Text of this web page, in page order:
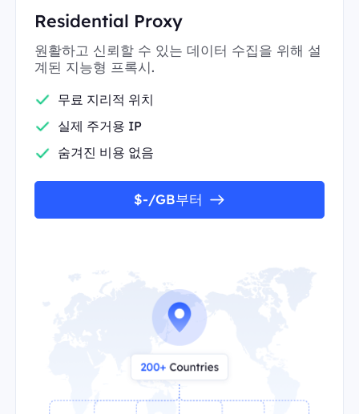
Residential Proxy
원활하고 신뢰할 수 있는 데이터 수집을 위해 설
계된 지능형 프록시.
무료 지리적 위치
실제 주거용 IP
숨겨진 비용 없음
$-/GB부터